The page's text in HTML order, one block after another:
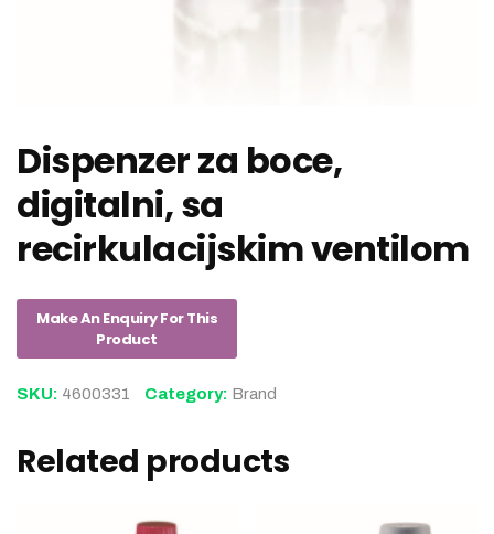
Dispenzer za boce,
digitalni, sa
recirkulacijskim ventilom
SKU: 4600331 Category: Brand
Related products